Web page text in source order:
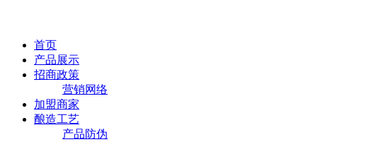
首页
产品展示
招商政策
营销网络
加盟商家
酿造工艺
产品防伪